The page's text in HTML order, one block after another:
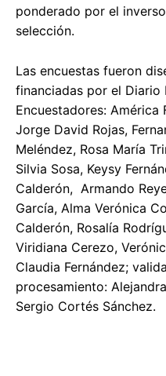
ponderado por el
selección.
Las encuestas fueron
financiadas por el Diario
Encuestadores: América
Jorge David Rojas,
Meléndez, Rosa María
Silvia Sosa, Keysy
Calderón, Armando
García, Alma Verónica
Calderón, Rosalía
Viridiana Cerezo,
Claudia Fernández;
procesamiento:
Sergio Cortés Sánchez.